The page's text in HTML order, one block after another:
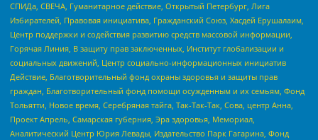
СПИДа, СВЕЧА, Гуманитарное действие, Открытый Петербург, Лига
Избирателей, Правовая инициатива, Гражданский Союз, Хасдей Ерушалаим,
Центр поддержки и содействия развитию средств массовой информации,
Горячая Линия, В защиту прав заключенных, Институт глобализации и
социальных движений, Центр социально-информационных инициатив
Действие, Благотворительный фонд охраны здоровья и защиты прав
граждан, Благотворительный фонд помощи осужденным и их семьям, Фонд
Тольятти, Новое время, Серебряная тайга, Так-Так-Так, Сова, центр Анна,
Проект Апрель, Самарская губерния, Эра здоровья, Мемориал,
Аналитический Центр Юрия Левады, Издательство Парк Гагарина, Фонд